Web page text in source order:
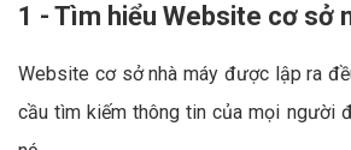
1 - Tìm hiểu Website cơ sở
Website cơ sở nhà máy được lập ra
cầu tìm kiếm thông tin của mọi người